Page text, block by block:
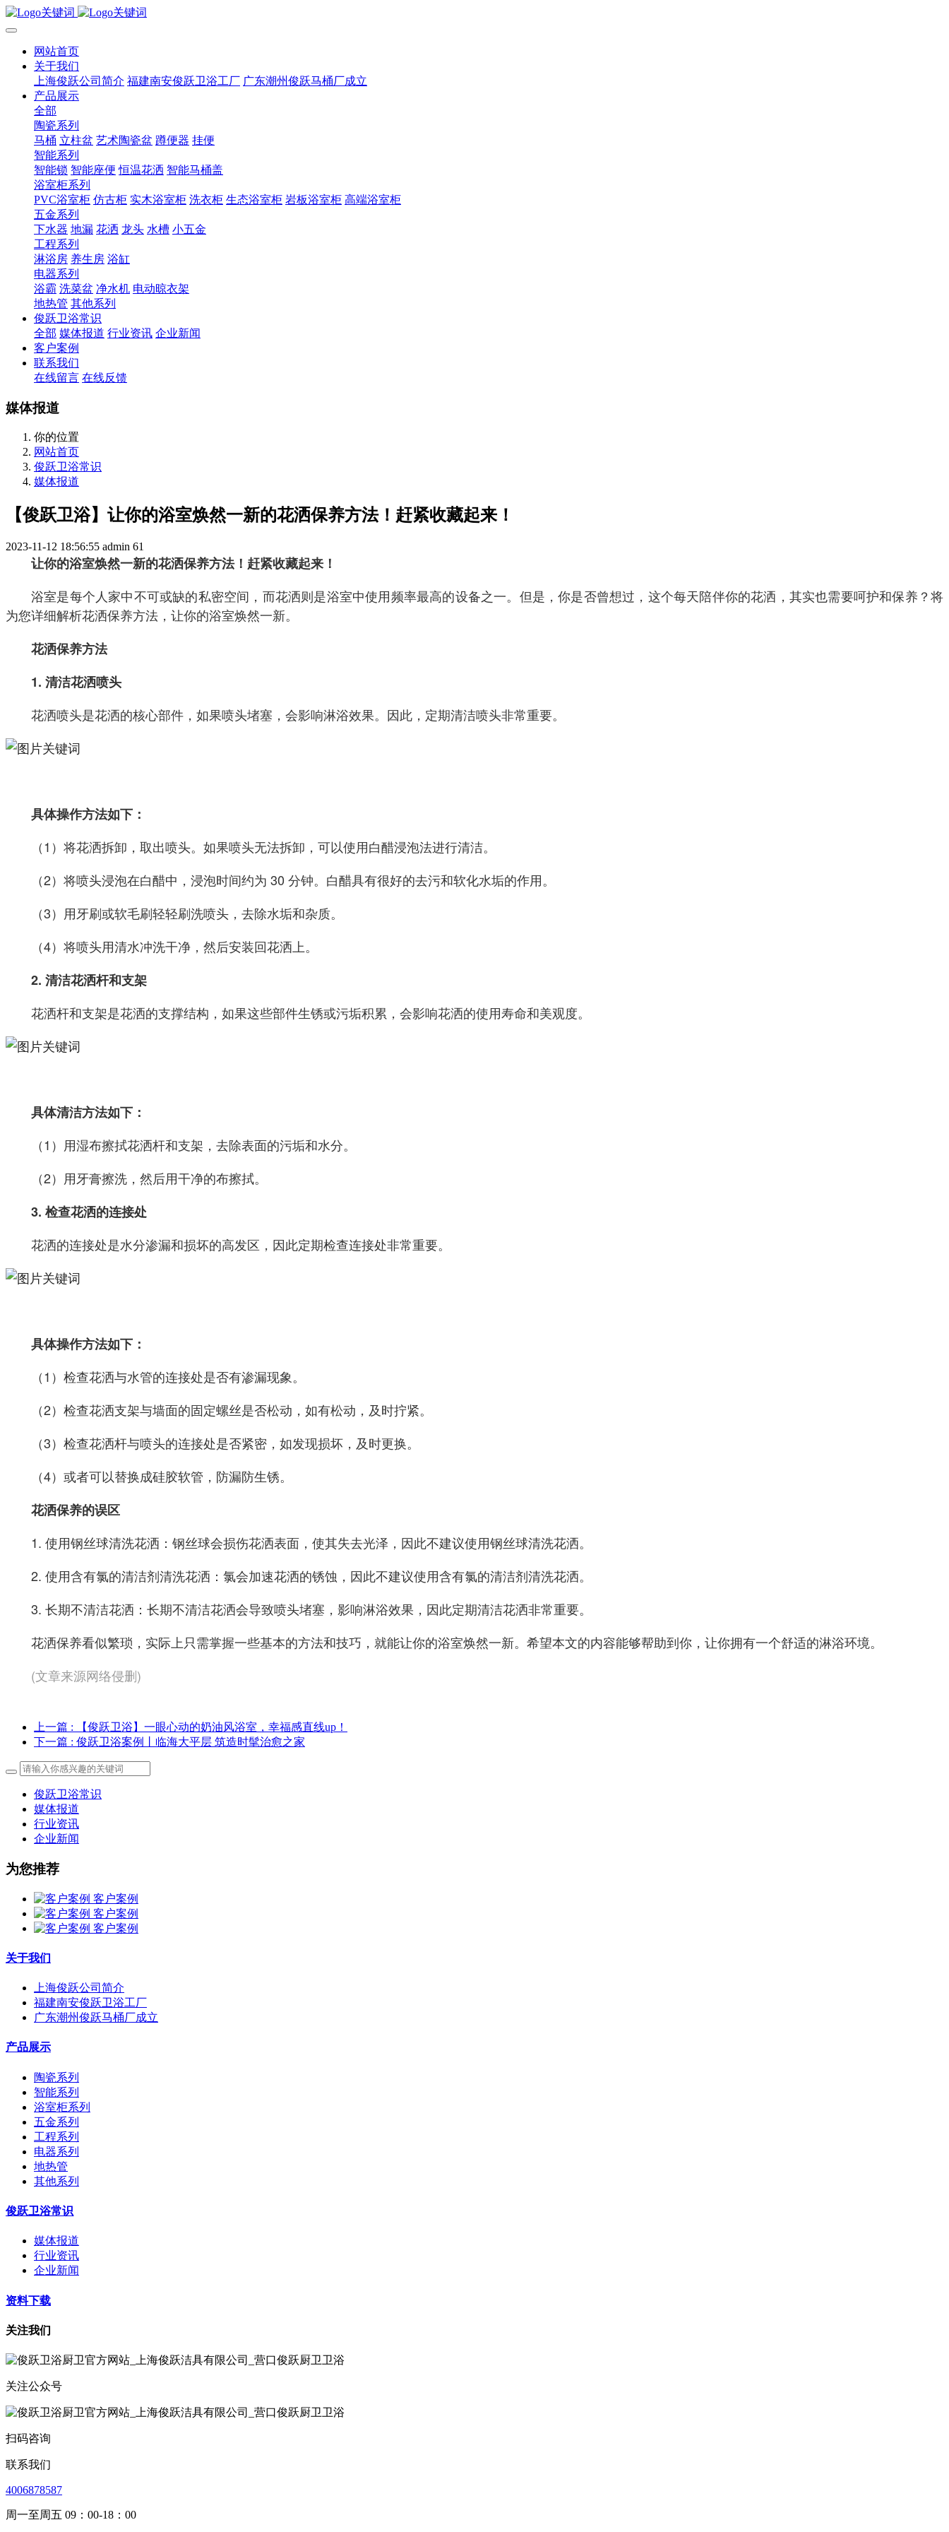
网站首页
关于我们
上海俊跃公司简介 福建南安俊跃卫浴工厂 广东潮州俊跃马桶厂成立
产品展示
全部
陶瓷系列
马桶 立柱盆 艺术陶瓷盆 蹲便器 挂便
智能系列
智能锁 智能座便 恒温花洒 智能马桶盖
浴室柜系列
PVC浴室柜 仿古柜 实木浴室柜 洗衣柜 生态浴室柜 岩板浴室柜 高端浴室柜
五金系列
下水器 地漏 花洒 龙头 水槽 小五金
工程系列
淋浴房 养生房 浴缸
电器系列
浴霸 洗菜盆 净水机 电动晾衣架
地热管 其他系列
俊跃卫浴常识
全部 媒体报道 行业资讯 企业新闻
客户案例
联系我们
在线留言 在线反馈
媒体报道
你的位置
网站首页
俊跃卫浴常识
媒体报道
【俊跃卫浴】让你的浴室焕然一新的花洒保养方法！赶紧收藏起来！
2023-11-12 18:56:55 admin 61
让你的浴室焕然一新的花洒保养方法！赶紧收藏起来！
浴室是每个人家中不可或缺的私密空间，而花洒则是浴室中使用频率最高的设备之一。但是，你是否曾想过，这个每天陪伴你的花洒，其实也需要呵护和保养？将
为您详细解析花洒保养方法，让你的浴室焕然一新。
花洒保养方法
1. 清洁花洒喷头
花洒喷头是花洒的核心部件，如果喷头堵塞，会影响淋浴效果。因此，定期清洁喷头非常重要。
具体操作方法如下：
（1）将花洒拆卸，取出喷头。如果喷头无法拆卸，可以使用白醋浸泡法进行清洁。
（2）将喷头浸泡在白醋中，浸泡时间约为 30 分钟。白醋具有很好的去污和软化水垢的作用。
（3）用牙刷或软毛刷轻轻刷洗喷头，去除水垢和杂质。
（4）将喷头用清水冲洗干净，然后安装回花洒上。
2. 清洁花洒杆和支架
花洒杆和支架是花洒的支撑结构，如果这些部件生锈或污垢积累，会影响花洒的使用寿命和美观度。
具体清洁方法如下：
（1）用湿布擦拭花洒杆和支架，去除表面的污垢和水分。
（2）用牙膏擦洗，然后用干净的布擦拭。
3. 检查花洒的连接处
花洒的连接处是水分渗漏和损坏的高发区，因此定期检查连接处非常重要。
具体操作方法如下：
（1）检查花洒与水管的连接处是否有渗漏现象。
（2）检查花洒支架与墙面的固定螺丝是否松动，如有松动，及时拧紧。
（3）检查花洒杆与喷头的连接处是否紧密，如发现损坏，及时更换。
（4）或者可以替换成硅胶软管，防漏防生锈。
花洒保养的误区
1. 使用钢丝球清洗花洒：钢丝球会损伤花洒表面，使其失去光泽，因此不建议使用钢丝球清洗花洒。
2. 使用含有氯的清洁剂清洗花洒：氯会加速花洒的锈蚀，因此不建议使用含有氯的清洁剂清洗花洒。
3. 长期不清洁花洒：长期不清洁花洒会导致喷头堵塞，影响淋浴效果，因此定期清洁花洒非常重要。
花洒保养看似繁琐，实际上只需掌握一些基本的方法和技巧，就能让你的浴室焕然一新。希望本文的内容能够帮助到你，让你拥有一个舒适的淋浴环境。
(文章来源网络侵删)
上一篇 : 【俊跃卫浴】一眼心动的奶油风浴室，幸福感直线up！
下一篇 : 俊跃卫浴案例丨临海大平层 筑造时髦治愈之家
俊跃卫浴常识
媒体报道
行业资讯
企业新闻
为您推荐
客户案例
客户案例
客户案例
关于我们
上海俊跃公司简介
福建南安俊跃卫浴工厂
广东潮州俊跃马桶厂成立
产品展示
陶瓷系列
智能系列
浴室柜系列
五金系列
工程系列
电器系列
地热管
其他系列
俊跃卫浴常识
媒体报道
行业资讯
企业新闻
资料下载
关注我们
关注公众号
扫码咨询
联系我们
4006878587
周一至周五 09：00-18：00